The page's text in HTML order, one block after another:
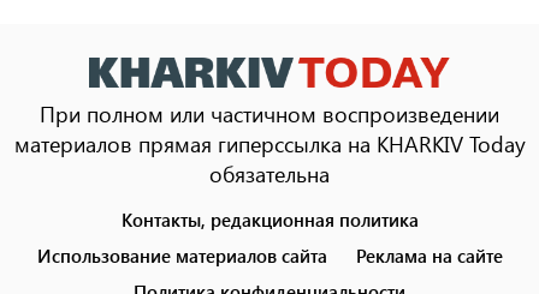
При полном или частичном воспроизведении
материалов прямая гиперссылка на KHARKIV Today
обязательна
menu
Контакты, редакционная политика
Использование материалов сайта
Реклама на сайте